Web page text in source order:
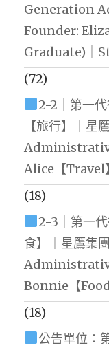
Generation
Founder:
Graduate)｜
(72)
2-2｜第一
【旅行】｜
Alice【Travel
(18)
2-3｜第一
食】｜星鷹集
Bonnie【
(18)
公告單位：